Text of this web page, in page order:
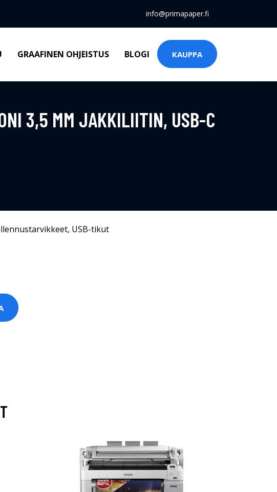
info@primapaper.fi
GRAAFINEN OHJEISTUS BLOGI KAUPPA
3,5 MM JAKKILIITIN, USB-C
, USB-tikut